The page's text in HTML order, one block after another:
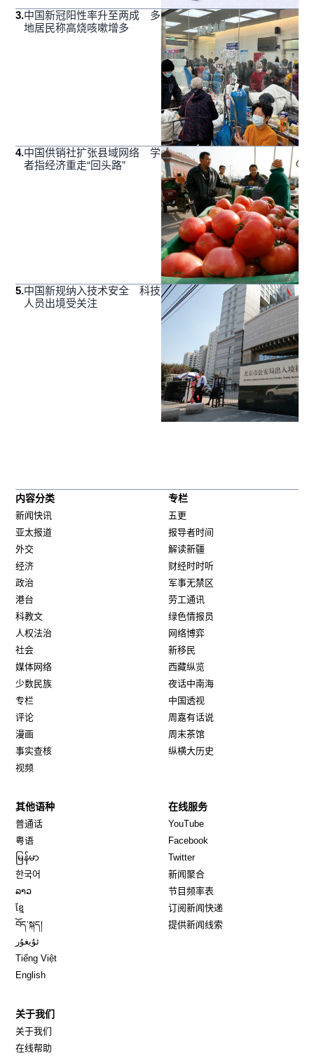
3.中国新冠阳性率升至两成 多
地居民称高烧咳嗽增多
4.中国供销社扩张县域网络 学
者指经济重走“回头路”
5.中国新规纳入技术安全 科技
人员出境受关注
内容分类
新闻快讯
亚太报道
外交
经济
政治
港台
科教文
人权法治
社会
媒体网络
少数民族
专栏
评论
漫画
事实查核
视频
专栏
五更
报导者时间
解读新疆
财经时时听
军事无禁区
劳工通讯
绿色情报员
网络博弈
新移民
西藏纵览
夜话中南海
中国透视
周嘉有话说
周末茶馆
纵横大历史
其他语种
普通话
粤语
မြန်မာ
한국어
ລາວ
ខ្មែ
བོད་སྐད།
ئۇيغۇر
Tiếng Việt
English
在线服务
YouTube
Facebook
TwitterOpens in new window
新闻聚合
节目频率表
订阅新闻快递
提供新闻线索
关于我们
关于我们
在线帮助